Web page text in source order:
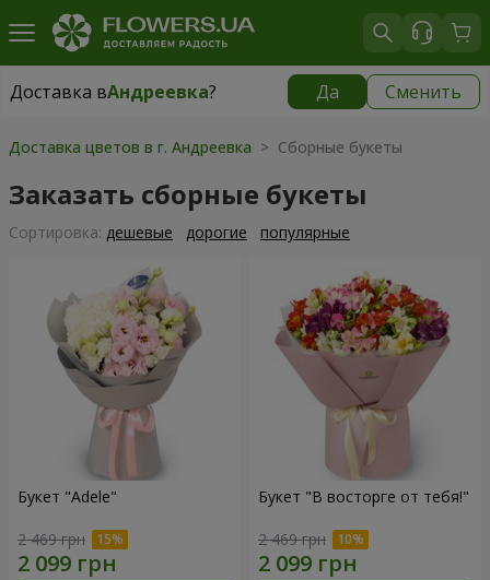
Доставка вАндреевка? Да Сменить
Доставка вАндреевка|
Доставка цветов в г. Андреевка > Сборные букеты
Заказать сборные букеты
Cортировка: дешевые дорогие популярные
Букет "Adele"
2 469 грн
Букет "В восторге от тебя!"
2 469 грн